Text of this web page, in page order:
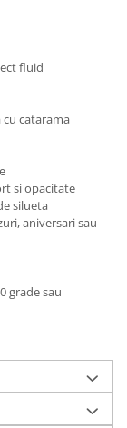
fluid
cu catarama
si opacitate
silueta
aniversari sau
grade sau